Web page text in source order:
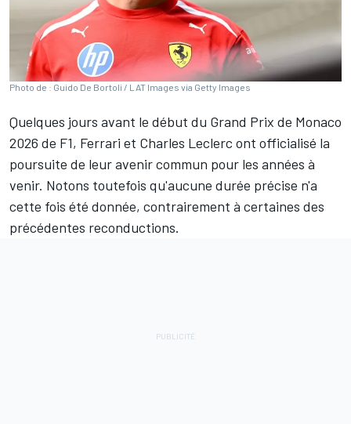
Photo de : Guido De Bortoli / LAT Images via Getty Images
Quelques jours avant le début du Grand Prix de Monaco
2026 de F1, Ferrari et Charles Leclerc ont officialisé la
poursuite de leur avenir commun pour les années à
venir. Notons toutefois qu'aucune durée précise n'a
cette fois été donnée, contrairement à certaines des
précédentes reconductions.